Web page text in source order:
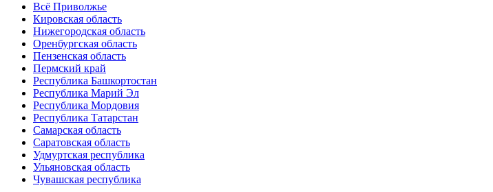
Всё Приволжье
Кировская область
Нижегородская область
Оренбургская область
Пензенская область
Пермский край
Республика Башкортостан
Республика Марий Эл
Республика Мордовия
Республика Татарстан
Самарская область
Саратовская область
Удмуртская республика
Ульяновская область
Чувашская республика